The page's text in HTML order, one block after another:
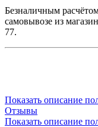
Безналичным
самовывозе из
77.
Показать описание
Отзывы
Показать описание